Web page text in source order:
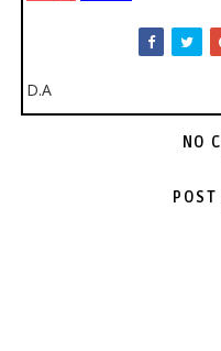
D.A
NO
POST